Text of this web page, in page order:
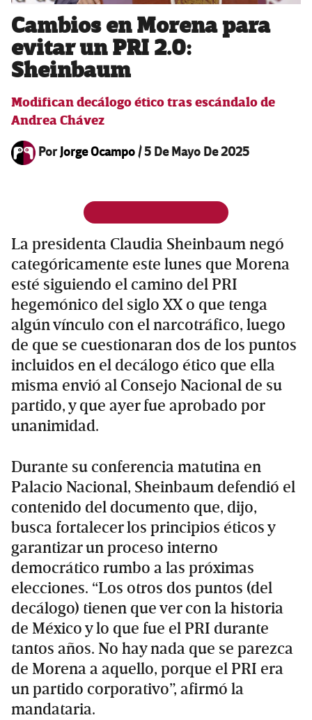
Cambios en Morena para
evitar un PRI 2.0:
Sheinbaum
Modifican decálogo ético tras escándalo de
Andrea Chávez
PorJorge Ocampo/5 De Mayo De 2025
La presidenta Claudia Sheinbaum negó
categóricamente este lunes que Morena
esté siguiendo el camino del PRI
hegemónico del siglo XX o que tenga
algún vínculo con el narcotráfico, luego
de que se cuestionaran dos de los puntos
incluidos en el decálogo ético que ella
misma envió al Consejo Nacional de su
partido, y que ayer fue aprobado por
unanimidad.
Durante su conferencia matutina en
Palacio Nacional, Sheinbaum defendió el
contenido del documento que, dijo,
busca fortalecer los principios éticos y
garantizar un proceso interno
democrático rumbo a las próximas
elecciones. “Los otros dos puntos (del
decálogo) tienen que ver con la historia
de México y lo que fue el PRI durante
tantos años. No hay nada que se parezca
de Morena a aquello, porque el PRI era
un partido corporativo”, afirmó la
mandataria.